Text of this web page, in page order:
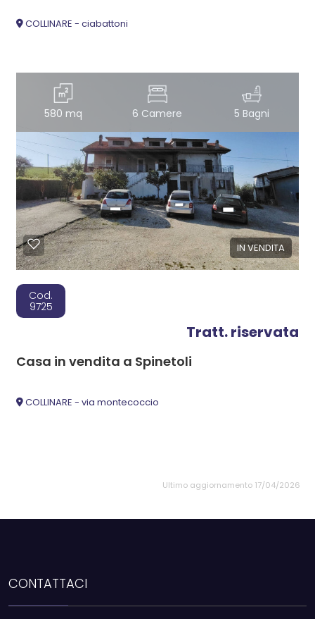
COLLINARE - ciabattoni
580 mq 6 Camere 5 Bagni
IN VENDITA
Cod.
9725
Tratt. riservata
Casa in vendita a Spinetoli
COLLINARE - via montecoccio
Ultimo aggiornamento 17/04/2026
CONTATTACI